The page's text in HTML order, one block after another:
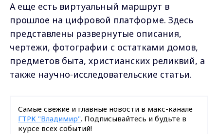
А еще есть виртуальный маршрут в
прошлое на цифровой платформе. Здесь
представлены развернутые описания,
чертежи, фотографии с остатками домов,
предметов быта, христианских реликвий, а
также научно-исследовательские статьи.
Самые свежие и главные новости в макс-канале
ГТРК "Владимир". Подписывайтесь и будьте в
курсе всех событий!